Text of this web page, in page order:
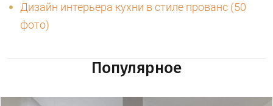
Дизайн интерьера кухни в стиле прованс (50
фото)
Популярное